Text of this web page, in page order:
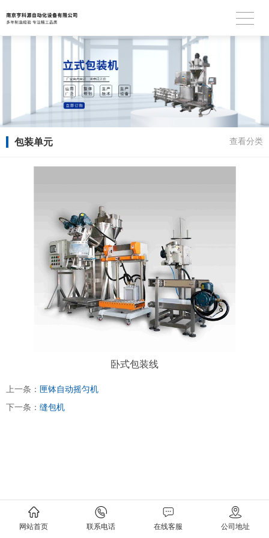
包装单元 查看分类
卧式包装线
上一条： 匣钵自动摇匀机
下一条： 缝包机
网站首页 联系电话 在线客服 公司地址